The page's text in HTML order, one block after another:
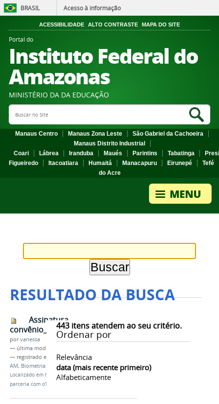
BRASIL Acesso à informação
ACESSIBILIDADE ALTO CONTRASTE MAPA DO SITE
Portal do
Instituto Federal do
Amazonas
MINISTÉRIO DA DA EDUCAÇÃO
Search Site
Manaus Centro Manaus Zona Leste
São Gabriel da Cachoeira
Manaus Distrito Industrial
Coari
Lábrea Iranduba Maués Parintins Tabatinga
Figueiredo
Itacoatiara Humaitá Manacapuru Eirunepé
Tefé
do Acre
RESULTADO DA BUSCA
443itens atendem ao seu critério.
Ordenar por
Relevância
data (mais recente primeiro)
Alfabeticamente
Assinatura
convênio_IFAM_TRE-AM.jpg
porvanessa
— última modificação
— registrado em:
Termo de parceria
AM, Biometria
Localizado em Notícias /IFAM assina termo de
parceria com oTRE-AM